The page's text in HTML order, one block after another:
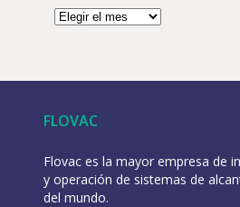
FLOVAC
Flovac es la mayor empresa de
y operación de sistemas de
del mundo.